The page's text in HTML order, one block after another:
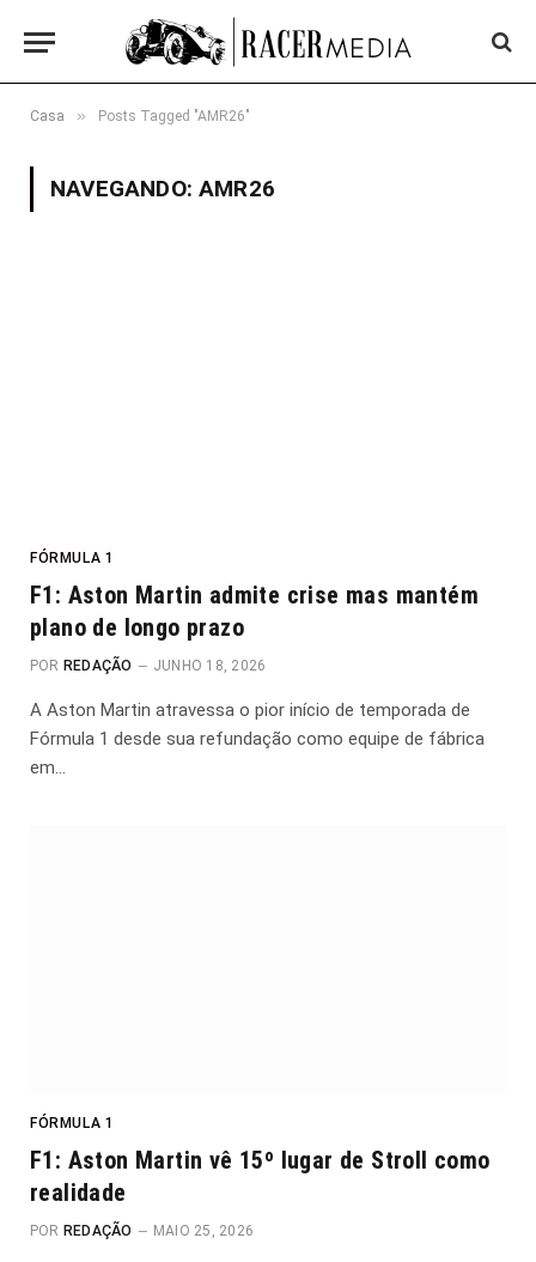
Casa » Posts Tagged "AMR26"
NAVEGANDO:AMR26
FÓRMULA 1
F1: Aston Martin admite crise mas mantém
plano de longo prazo
POR REDAÇÃO JUNHO 18, 2026
A Aston Martin atravessa o pior início de temporada de
Fórmula 1 desde sua refundação como equipe de fábrica
em…
FÓRMULA 1
F1: Aston Martin vê 15º lugar de Stroll como
realidade
POR REDAÇÃO MAIO 25, 2026